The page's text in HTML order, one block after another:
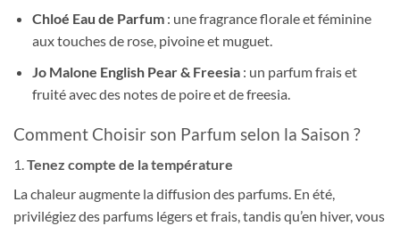
Chloé Eau de Parfum: une fragrance florale et féminine
aux touches de rose, pivoine et muguet.
Jo Malone English Pear & Freesia: un parfum frais et
fruité avec des notes de poire et de freesia.
Comment Choisir son Parfum selon la Saison ?
1.Tenez compte de la température
La chaleur augmente la diffusion des parfums. En été,
privilégiez des parfums légers et frais, tandis qu’en hiver, vous